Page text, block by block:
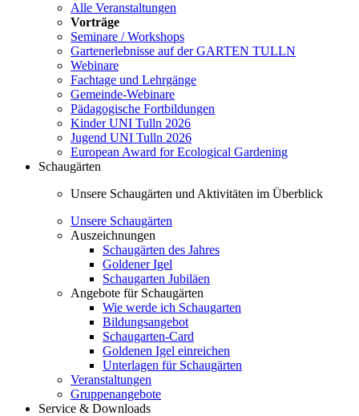
Alle Veranstaltungen
Vorträge
Seminare / Workshops
Gartenerlebnisse auf der GARTEN TULLN
Webinare
Fachtage und Lehrgänge
Gemeinde-Webinare
Pädagogische Fortbildungen
Kinder UNI Tulln 2026
Jugend UNI Tulln 2026
European Award for Ecological Gardening
Schaugärten
Unsere Schaugärten und Aktivitäten im Überblick
Unsere Schaugärten
Auszeichnungen
Schaugärten des Jahres
Goldener Igel
Schaugarten Jubiläen
Angebote für Schaugärten
Wie werde ich Schaugarten
Bildungsangebot
Schaugarten-Card
Goldenen Igel einreichen
Unterlagen für Schaugärten
Veranstaltungen
Gruppenangebote
Service & Downloads